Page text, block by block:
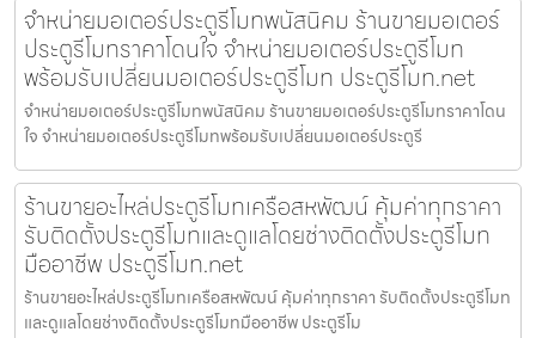
จำหน่ายมอเตอร์ประตูรีโมทพนัสนิคม ร้านขายมอเตอร์
ประตูรีโมทราคาโดนใจ จำหน่ายมอเตอร์ประตูรีโมท
พร้อมรับเปลี่ยนมอเตอร์ประตูรีโมท ประตูรีโมท.net
จำหน่ายมอเตอร์ประตูรีโมทพนัสนิคม ร้านขายมอเตอร์ประตูรีโมทราคาโดน
ใจ จำหน่ายมอเตอร์ประตูรีโมทพร้อมรับเปลี่ยนมอเตอร์ประตูรี
ร้านขายอะไหล่ประตูรีโมทเครือสหพัฒน์ คุ้มค่าทุกราคา
รับติดตั้งประตูรีโมทและดูแลโดยช่างติดตั้งประตูรีโมท
มืออาชีพ ประตูรีโมท.net
ร้านขายอะไหล่ประตูรีโมทเครือสหพัฒน์ คุ้มค่าทุกราคา รับติดตั้งประตูรีโมท
และดูแลโดยช่างติดตั้งประตูรีโมทมืออาชีพ ประตูรีโม